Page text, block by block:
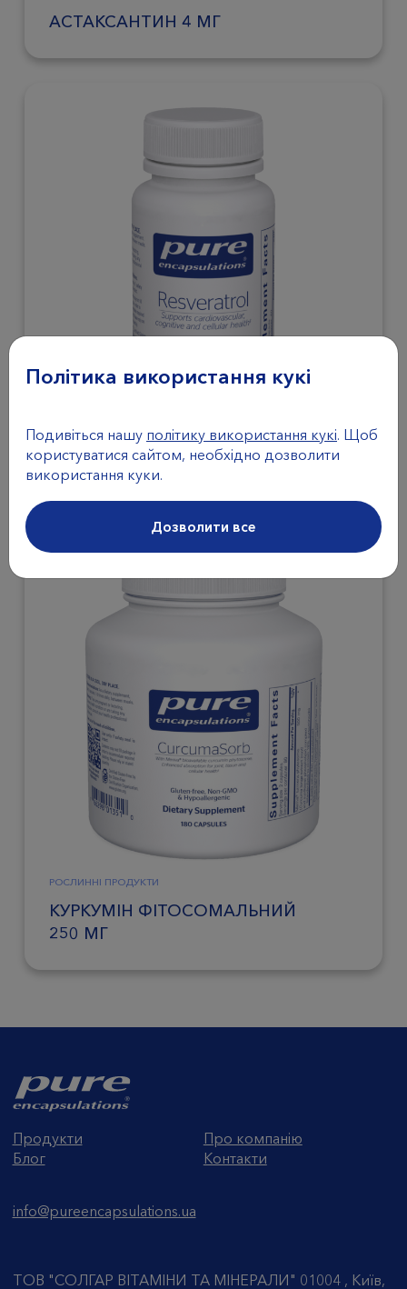
АСТАКСАНТИН 4 МГ
РОСЛИННІ ПРОДУКТИ
РЕСВЕРАТРОЛ 40 МГ
РОСЛИННІ ПРОДУКТИ
КУРКУМІН ФІТОСОМАЛЬНИЙ
250 МГ
Продукти
Про компанію
Блог
Контакти
info@pureencapsulations.ua
ТОВ "СОЛГАР ВІТАМІНИ ТА МІНЕРАЛИ" 01004 , Київ,
Політика використання кукі
Подивіться нашу політику використання кукі. Щоб
користуватися сайтом, необхідно дозволити
використання куки.
Дозволити все